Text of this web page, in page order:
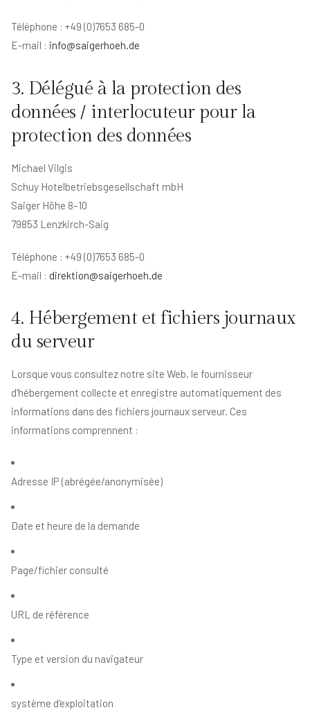
Téléphone : +49 (0)7653 685-0
E-mail : info@saigerhoeh.de
3. Délégué à la protection des
données / interlocuteur pour la
protection des données
Michael Vilgis
Schuy Hotelbetriebsgesellschaft mbH
Saiger Höhe 8–10
79853 Lenzkirch-Saig
Téléphone : +49 (0)7653 685-0
E-mail : direktion@saigerhoeh.de
4. Hébergement et fichiers journaux
du serveur
Lorsque vous consultez notre site Web, le fournisseur
d'hébergement collecte et enregistre automatiquement des
informations dans des fichiers journaux serveur. Ces
informations comprennent :
Adresse IP (abrégée/anonymisée)
Date et heure de la demande
Page/fichier consulté
URL de référence
Type et version du navigateur
système d'exploitation